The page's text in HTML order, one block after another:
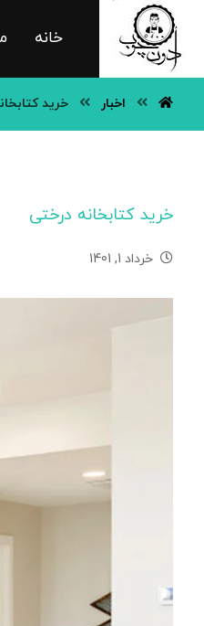
خانه
اخبار خرید
خرید کتابخانه درختی
خرداد 1, 1401